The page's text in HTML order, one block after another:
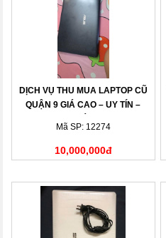
DỊCH VỤ THU MUA LAPTOP CŨ
QUẬN 9 GIÁ CAO – UY TÍN –
Mã SP: 12274
10,000,000đ